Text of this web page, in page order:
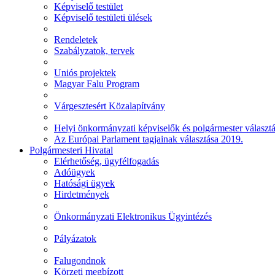
Képviselő testület
Képviselő testületi ülések
Rendeletek
Szabályzatok, tervek
Uniós projektek
Magyar Falu Program
Várgesztesért Közalapítvány
Helyi önkormányzati képviselők és polgármester
Az Európai Parlament tagjainak választása 2019.
Polgármesteri Hivatal
Elérhetőség, ügyfélfogadás
Adóügyek
Hatósági ügyek
Hirdetmények
Önkormányzati Elektronikus Ügyintézés
Pályázatok
Falugondnok
Körzeti megbízott